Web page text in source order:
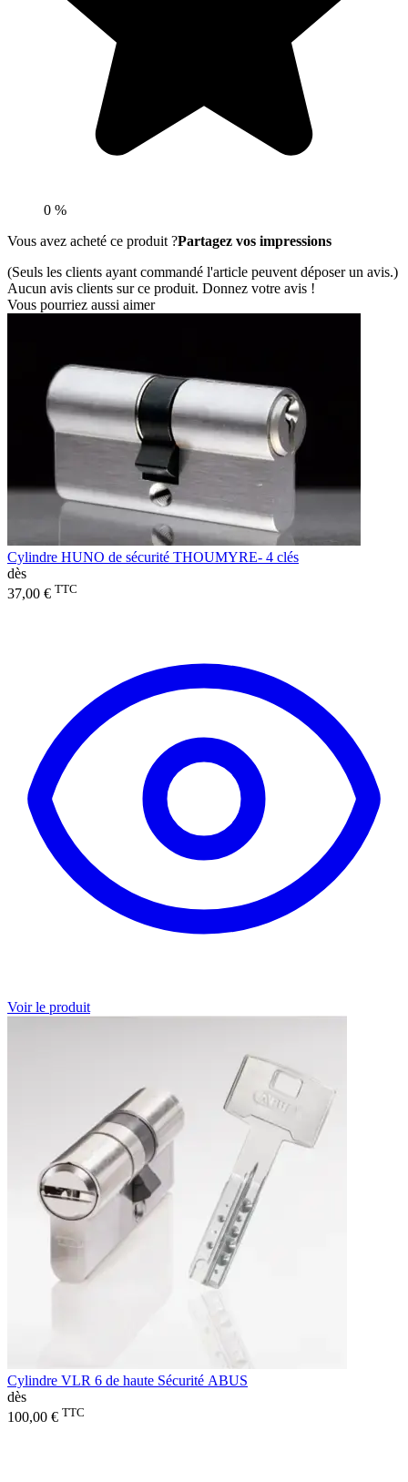
0 %
Vous avez acheté ce produit ?Partagez vos impressions
(Seuls les clients ayant commandé l'article peuvent déposer un avis.)
Aucun avis clients sur ce produit. Donnez votre avis !
Vous pourriez aussi aimer
Cylindre HUNO de sécurité THOUMYRE- 4 clés
dès
37,00 € TTC
Voir le produit
Cylindre VLR 6 de haute Sécurité ABUS
dès
100,00 € TTC